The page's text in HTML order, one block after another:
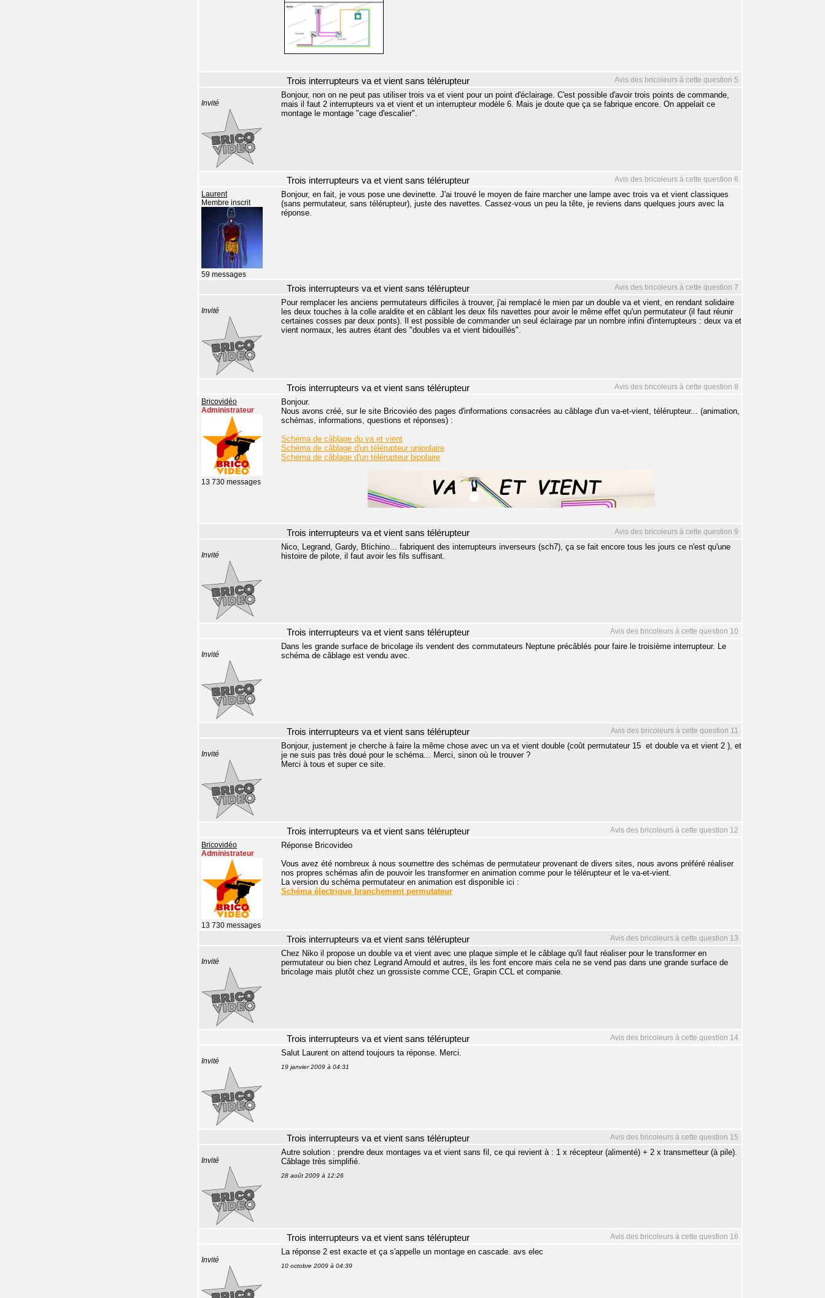
Avis des bricoleurs à cette question 5
Trois interrupteurs va et vient sans télérupteur
Invité
Bonjour, non on ne peut pas utiliser trois va et vient pour un point d'éclairage. C'est possible d'avoir trois points de commande,
mais il faut 2 interrupteurs va et vient et un interrupteur modèle 6. Mais je doute que ça se fabrique encore. On appelait ce
montage le montage "cage d'escalier".
Avis des bricoleurs à cette question 6
Trois interrupteurs va et vient sans télérupteur
Laurent
Membre inscrit
59 messages
Bonjour, en fait, je vous pose une devinette. J'ai trouvé le moyen de faire marcher une lampe avec trois va et vient classiques
(sans permutateur, sans télérupteur), juste des navettes. Cassez-vous un peu la tête, je reviens dans quelques jours avec la
réponse.
Avis des bricoleurs à cette question 7
Trois interrupteurs va et vient sans télérupteur
Invité
Pour remplacer les anciens permutateurs difficiles à trouver, j'ai remplacé le mien par un double va et vient, en rendant solidaire
les deux touches à la colle araldite et en câblant les deux fils navettes pour avoir le même effet qu'un permutateur (il faut réunir
certaines cosses par deux ponts). Il est possible de commander un seul éclairage par un nombre infini d'interrupteurs : deux va et
vient normaux, les autres étant des "doubles va et vient bidouillés".
Avis des bricoleurs à cette question 8
Trois interrupteurs va et vient sans télérupteur
Bricovidéo
Administrateur
13 730 messages
Bonjour.
Nous avons créé, sur le site Bricoviéo des pages d'informations consacrées au câblage d'un va-et-vient, télérupteur... (animation,
schémas, informations, questions et réponses) :
Schéma de câblage du va et vient
Schéma de câblage d'un télérupteur unipolaire
Schéma de câblage d'un télérupteur bipolaire
Avis des bricoleurs à cette question 9
Trois interrupteurs va et vient sans télérupteur
Invité
Nico, Legrand, Gardy, Btichino... fabriquent des interrupteurs inverseurs (sch7), ça se fait encore tous les jours ce n'est qu'une
histoire de pilote, il faut avoir les fils suffisant.
Avis des bricoleurs à cette question 10
Trois interrupteurs va et vient sans télérupteur
Invité
Dans les grande surface de bricolage ils vendent des commutateurs Neptune précâblés pour faire le troisième interrupteur. Le
schéma de câblage est vendu avec.
Avis des bricoleurs à cette question 11
Trois interrupteurs va et vient sans télérupteur
Invité
Bonjour, justement je cherche à faire la même chose avec un va et vient double (coût permutateur 15  et double va et vient 2 ), et
je ne suis pas très doué pour le schéma... Merci, sinon où le trouver ?
Merci à tous et super ce site.
Avis des bricoleurs à cette question 12
Trois interrupteurs va et vient sans télérupteur
Bricovidéo
Administrateur
13 730 messages
Réponse Bricovideo
Vous avez été nombreux à nous soumettre des schémas de permutateur provenant de divers sites, nous avons préféré réaliser
nos propres schémas afin de pouvoir les transformer en animation comme pour le télérupteur et le va-et-vient.
La version du schéma permutateur en animation est disponible ici :
Schéma électrique branchement permutateur
Avis des bricoleurs à cette question 13
Trois interrupteurs va et vient sans télérupteur
Invité
Chez Niko il propose un double va et vient avec une plaque simple et le câblage qu'il faut réaliser pour le transformer en
permutateur ou bien chez Legrand Arnould et autres, ils les font encore mais cela ne se vend pas dans une grande surface de
bricolage mais plutôt chez un grossiste comme CCE, Grapin CCL et companie.
Avis des bricoleurs à cette question 14
Trois interrupteurs va et vient sans télérupteur
Invité
Salut Laurent on attend toujours ta réponse. Merci.
19 janvier 2009 à 04:31
Avis des bricoleurs à cette question 15
Trois interrupteurs va et vient sans télérupteur
Invité
Autre solution : prendre deux montages va et vient sans fil, ce qui revient à : 1 x récepteur (alimenté) + 2 x transmetteur (à pile).
Câblage très simplifié.
28 août 2009 à 12:26
Avis des bricoleurs à cette question 16
Trois interrupteurs va et vient sans télérupteur
Invité
La réponse 2 est exacte et ça s'appelle un montage en cascade. avs elec
10 octobre 2009 à 04:39